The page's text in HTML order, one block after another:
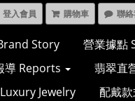
登入會員 購物車 聯
Story
營業據點
導 Reports
翡翠直
Jewelry
配戴